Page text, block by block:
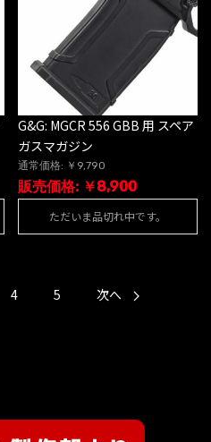
G&G: MGCR 556 GBB 用 スペア
ガスマガジン
通常価格: ￥9,790
販売価格: ￥8,900
ただいま品切れ中です。
4 5 次へ